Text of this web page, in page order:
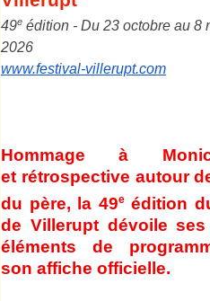
49e édition - Du 23 octobre au 8
2026
www.festival-villerupt.com
Hommage à
et rétrospective autour
du père, la 49e édition
de Villerupt dévoile ses
éléments de
son affiche officielle.